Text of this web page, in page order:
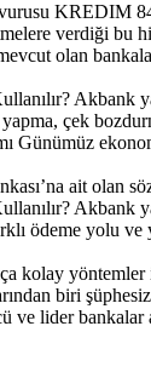
KREDIM
verdiği bu
olan
Akbank
çek
Günümüz
ait olan
Akbank
ödeme yolu
kolay
biri
ve lider bankalar